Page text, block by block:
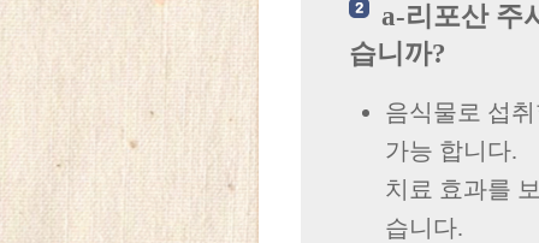
a-리포산 주
습니까?
음식물로 섭
가능 합니다.
치료 효과를
습니다.